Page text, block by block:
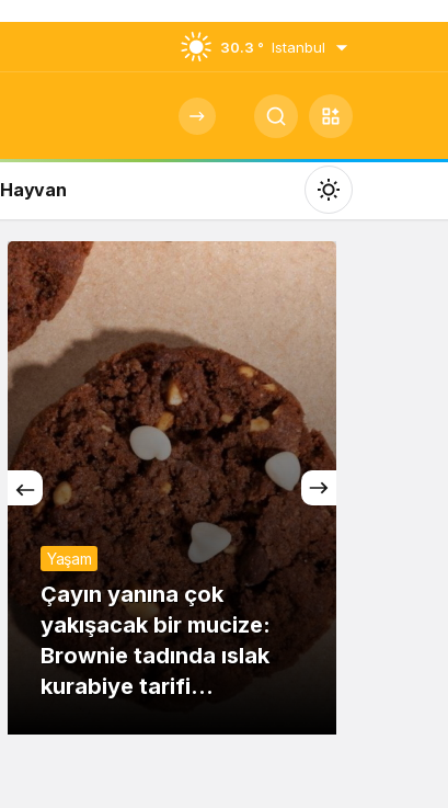
30.3 ° Istanbul
Hayvan
Mod
değiştir
Gündüz Modu
Gündüz modunu seçin.
Gece Modu
Gece modunu seçin.
Sistem Modu
Sistem modunu seçin.
Yaşam
Çayın yanına çok
yakışacak bir mucize:
Brownie tadında ıslak
kurabiye tarifi…